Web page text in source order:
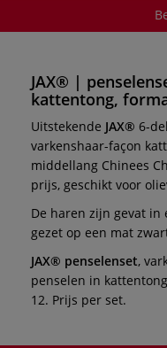
JAX® |
kattentong,
Uitstekende JAX® 6-
varkenshaar-façon
middellang Chinees
prijs, geschikt voor
De haren zijn gevat in
gezet op een mat
JAX® penselenset,
penselen in
12. Prijs per set.